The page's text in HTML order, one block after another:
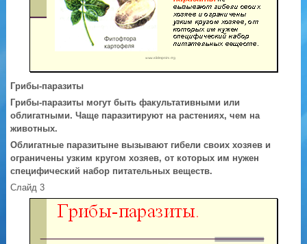
Грибы-паразиты
Грибы-паразиты могут быть факультативными или
облигатными. Чаще паразитируют на растениях, чем на
животных.
Облигатные паразитыне вызывают гибели своих хозяев и
ограничены узким кругом хозяев, от которых им нужен
специфический набор питательных веществ.
Слайд 3